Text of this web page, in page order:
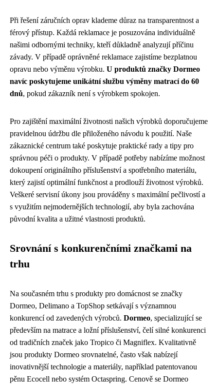
Při řešení záručních oprav klademe důraz na transparentnost a
férový přístup. Každá reklamace je posuzována individuálně
našimi odbornými techniky, kteří důkladně analyzují příčinu
závady. V případě oprávněné reklamace zajistíme bezplatnou
opravu nebo výměnu výrobku. U produktů značky Dormeo
navíc poskytujeme unikátní službu výměny matrací do 60
dnů, pokud zákazník není s výrobkem spokojen.
Pro zajištění maximální životnosti našich výrobků doporučujeme
pravidelnou údržbu dle přiloženého návodu k použití. Naše
zákaznické centrum také poskytuje praktické rady a tipy pro
správnou péči o produkty. V případě potřeby nabízíme možnost
dokoupení originálního příslušenství a spotřebního materiálu,
který zajistí optimální funkčnost a prodlouží životnost výrobků.
Veškeré servisní úkony jsou prováděny s maximální pečlivostí a
s využitím nejmodernějších technologií, aby byla zachována
původní kvalita a užitné vlastnosti produktů.
Srovnání s konkurenčními značkami na
trhu
Na současném trhu s produkty pro domácnost se značky
Dormeo, Delimano a TopShop setkávají s významnou
konkurencí od zavedených výrobců. Dormeo, specializující se
především na matrace a ložní příslušenství, čelí silné konkurenci
od tradičních značek jako Tropico či Magniflex. Kvalitativně
jsou produkty Dormeo srovnatelné, často však nabízejí
inovativnější technologie a materiály, například patentovanou
pěnu Ecocell nebo systém Octaspring. Cenově se Dormeo